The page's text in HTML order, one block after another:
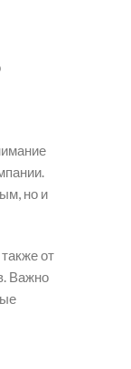
но и
от
Важно